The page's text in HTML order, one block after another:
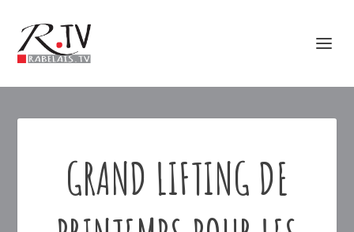
GRAND LIFTING DE